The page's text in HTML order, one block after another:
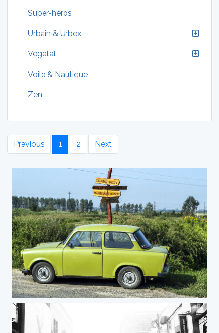
Super-héros
Urbain & Urbex
Végétal
Voile & Nautique
Zen
Previous 1 2 Next